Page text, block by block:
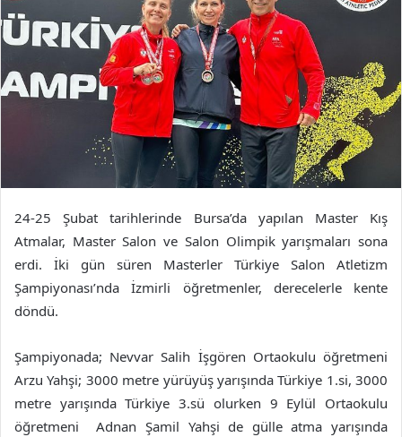
24-25 Şubat tarihlerinde Bursa’da yapılan Master Kış
Atmalar, Master Salon ve Salon Olimpik yarışmaları sona
erdi. İki gün süren Masterler Türkiye Salon Atletizm
Şampiyonası’nda İzmirli öğretmenler, derecelerle kente
döndü.
Şampiyonada; Nevvar Salih İşgören Ortaokulu öğretmeni
Arzu Yahşi; 3000 metre yürüyüş yarışında Türkiye 1.si, 3000
metre yarışında Türkiye 3.sü olurken 9 Eylül Ortaokulu
öğretmeni Adnan Şamil Yahşi de gülle atma yarışında